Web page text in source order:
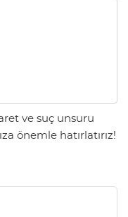
ve suç unsuru
önemle hatırlatırız!